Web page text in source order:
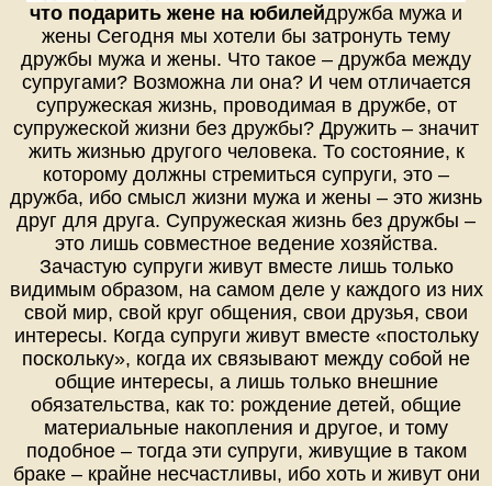
что подарить жене на юбилейдружба мужа и
жены Сегодня мы хотели бы затронуть тему
дружбы мужа и жены. Что такое – дружба между
супругами? Возможна ли она? И чем отличается
супружеская жизнь, проводимая в дружбе, от
супружеской жизни без дружбы? Дружить – значит
жить жизнью другого человека. То состояние, к
которому должны стремиться супруги, это –
дружба, ибо смысл жизни мужа и жены – это жизнь
друг для друга. Супружеская жизнь без дружбы –
это лишь совместное ведение хозяйства.
Зачастую супруги живут вместе лишь только
видимым образом, на самом деле у каждого из них
свой мир, свой круг общения, свои друзья, свои
интересы. Когда супруги живут вместе «постольку
поскольку», когда их связывают между собой не
общие интересы, а лишь только внешние
обязательства, как то: рождение детей, общие
материальные накопления и другое, и тому
подобное – тогда эти супруги, живущие в таком
браке – крайне несчастливы, ибо хоть и живут они